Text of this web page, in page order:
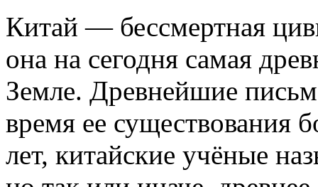
Китай — бессмертная
она на сегодня самая
Земле. Древнейшие
время ее существования
лет, китайские учёные